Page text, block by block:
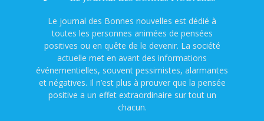
Le journal des Bonnes nouvelles est dédié à
toutes les personnes animées de pensées
positives ou en quête de le devenir. La société
actuelle met en avant des informations
événementielles, souvent pessimistes, alarmantes
et négatives. Il n’est plus à prouver que la pensée
positive a un effet extraordinaire sur tout un
chacun.